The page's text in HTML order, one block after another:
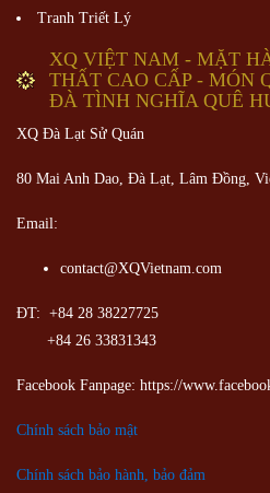
Tranh Triết Lý
XQ VIỆT NAM - MẶT
THẤT CAO CẤP - MÓN
ĐÀ TÌNH NGHĨA QUÊ
XQ Đà Lạt Sử Quán
80 Mai Anh Dao, Đà Lạt, Lâm Đồng,
Email:
contact@XQVietnam.com
ĐT: +84 28 38227725
+84 26 33831343
Facebook Fanpage: https://
Chính sách bảo mật
Chính sách bảo hành, bảo đảm